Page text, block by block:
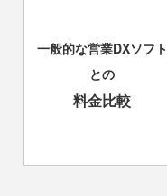
一般的な営業DXソフト
との
料金比較